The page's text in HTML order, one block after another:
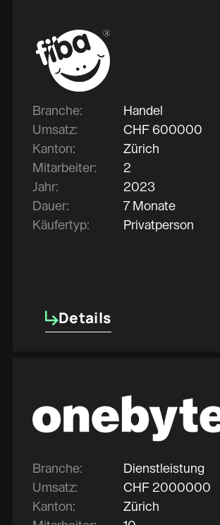
Branche:
Handel
Umsatz:
CHF 600000
Kanton:
Zürich
Mitarbeiter:
2
Jahr:
2023
Dauer:
7 Monate
Käufertyp:
Privatperson
Details
Details
Branche:
Dienstleistung
Umsatz:
CHF 2000000
Kanton:
Zürich